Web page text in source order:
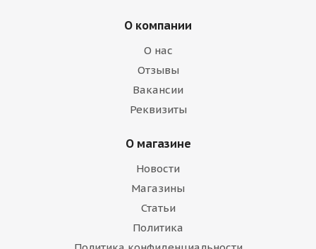
О компании
О нас
Отзывы
Вакансии
Реквизиты
О магазине
Новости
Магазины
Статьи
Политика